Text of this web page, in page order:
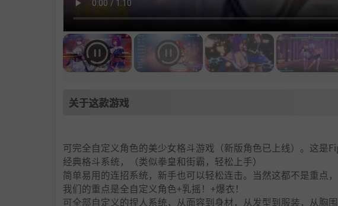
关于这款游戏
可完全自定义角色的美少女格斗游戏（新版角色已上线）。这是
经典格斗系统，（类似拳皇和街霸，轻松上手）
简单易用的连招系统，新手也可以轻松连击。当然这都不是重点，
我们的重点是全自定义角色+乳摇！+爆衣！
可全部自定义的捏人系统，从面容到身材，从发型到服装，从胸